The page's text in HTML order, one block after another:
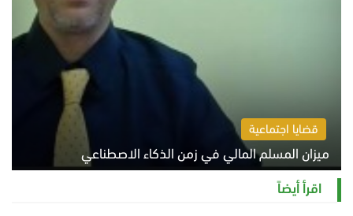
قضايا اجتماعية
ميزان المسلم المالي في زمن الذكاء الاصطناعي
السبت 8 أغسطس 2026 11:21 ص
اقرأ أيضاً